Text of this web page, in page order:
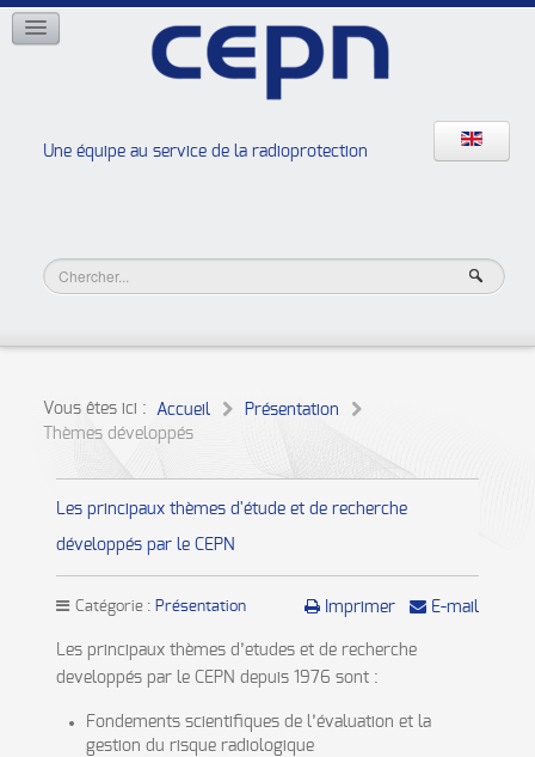
Une équipe au service de la radioprotection
RÉSEAUX
Les ateliers de la radioprotection
Vous êtes ici : Accueil
Présentation
Thèmes développés
Les principaux thèmes d'étude et de recherche
développés par le CEPN
Imprimer E-mail
Catégorie : Présentation
Les principaux thèmes d’etudes et de recherche
developpés par le CEPN depuis 1976 sont :
Fondements scientifiques de l’évaluation et la
gestion du risque radiologique